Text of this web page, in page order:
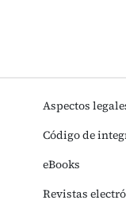
Aspectos
Código de
eBooks
Revistas